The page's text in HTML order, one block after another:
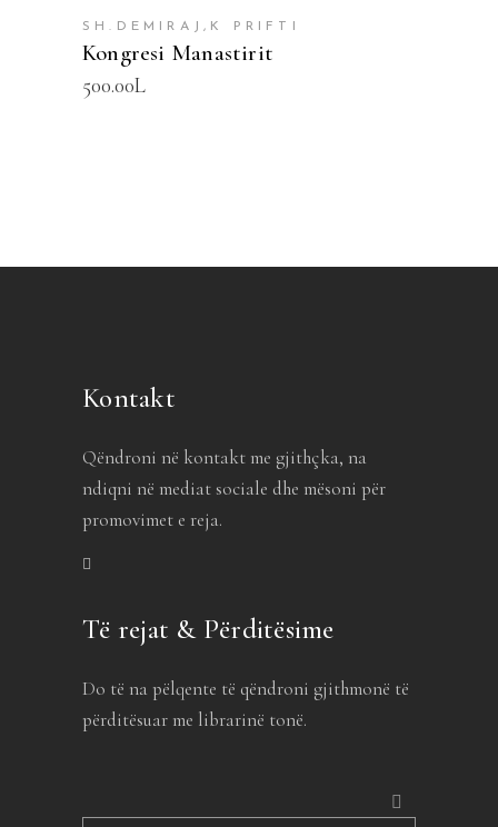
SH.DEMIRAJ,K PRIFTI
Kongresi Manastirit
500.00L
Kontakt
Qëndroni në kontakt me gjithçka, na
ndiqni në mediat sociale dhe mësoni për
promovimet e reja.
Të rejat & Përditësime
Do të na pëlqente të qëndroni gjithmonë të
përditësuar me librarinë tonë.